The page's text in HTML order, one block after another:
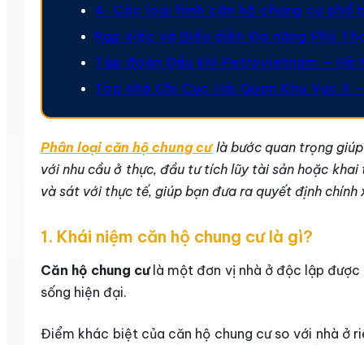
4. Các loại hình căn hộ chung cư phổ
Rạp xiếc và Biểu diễn Đa năng Phú
Tập đoàn Dầu khí Petrovietnam – Hà
Tòa nhà Chi Cục Hải Quan Khu Vực II
Phân loại căn hộ chung cưlà bước quan trọng giúp
với nhu cầu ở thực, đầu tư tích lũy tài sản hoặc
và sát với thực tế, giúp bạn đưa ra quyết định chính
1. Khái niệm căn hộ chung cư là gì?
Căn hộ chung cưlà một đơn vị nhà ở độc lập được
sống hiện đại.
Điểm khác biệt của căn hộ chung cư so với nhà ở